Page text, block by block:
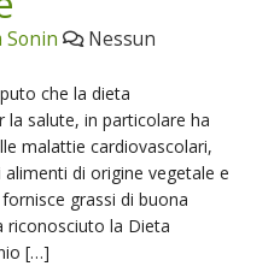
Sonin
Nessun
che la dieta
la salute, in particolare ha
malattie cardiovascolari,
di origine vegetale e
fornisce grassi di buona
riconosciuto la Dieta
[…]